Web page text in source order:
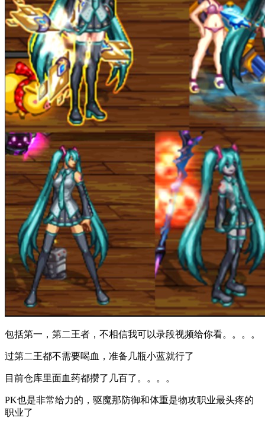
包括第一，第二王者，不相信我可以录段视频给你看。。。。
过第二王都不需要喝血，准备几瓶小蓝就行了
目前仓库里面血药都攒了几百了。。。。
PK也是非常给力的，驱魔那防御和体重是物攻职业最头疼的
职业了